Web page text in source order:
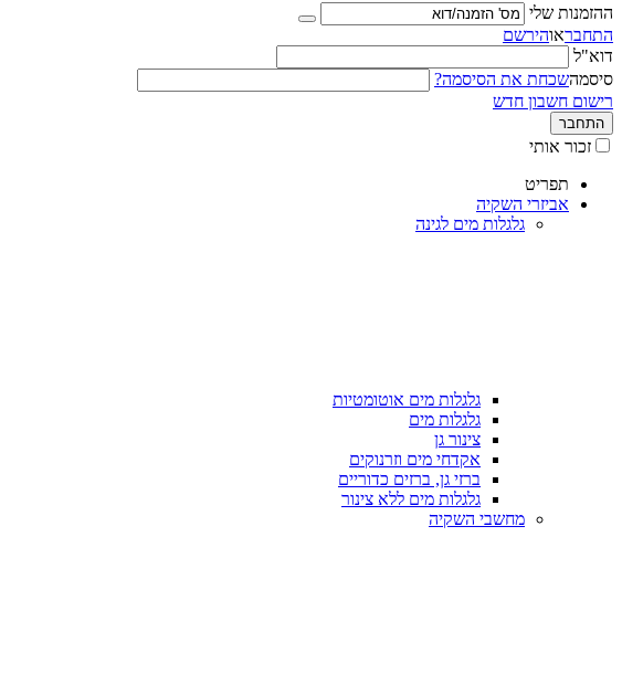
ההזמנות שלי
התחבראוהירשם
דוא"ל
סיסמהשכחת את הסיסמה?
רישום חשבון חדש
התחבר
זכור אותי
תפריט
אביזרי השקיה
גלגלות מים לגינה
גלגלות מים אוטומטיות
גלגלות מים
צינור גן
אקדחי מים וזרנוקים
ברזי גן, ברזים כדוריים
גלגלות מים ללא צינור
מחשבי השקיה